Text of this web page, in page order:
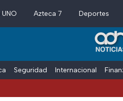
Azteca 7 Deportes
Seguridad Internacional